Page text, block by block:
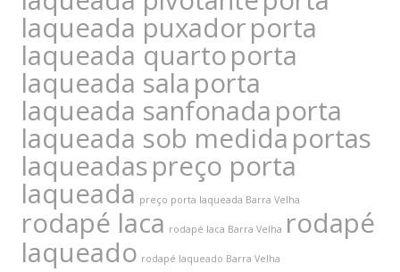
laqueada puxadorporta
laqueada quartoporta
laqueada sala porta
laqueada sanfonada porta
laqueada sob medida portas
laqueadaspreço porta
laqueada preço porta laqueada Barra Velha
rodapé laca rodapé laca Barra Velha rodapé
laqueado rodapé laqueado Barra Velha